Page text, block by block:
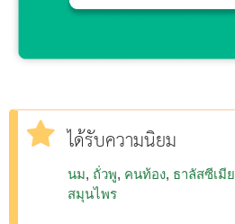
ได้รับความนิยม
นม ถั่วพู คนท้อง ธาลัสซีเมีย
สมุนไพร